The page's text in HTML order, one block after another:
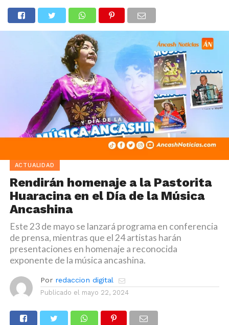
ACTUALIDAD
Rendirán homenaje a la Pastorita
Huaracina en el Día de la Música
Ancashina
Este 23 de mayo se lanzará programa en conferencia
de prensa, mientras que el 24 artistas harán
presentaciones en homenaje a reconocida
exponente de la música ancashina.
Por redaccion digital
Publicado el mayo 22, 2024